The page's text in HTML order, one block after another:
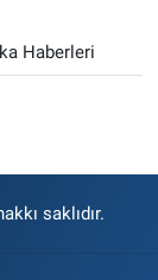
Haberleri
saklıdır.